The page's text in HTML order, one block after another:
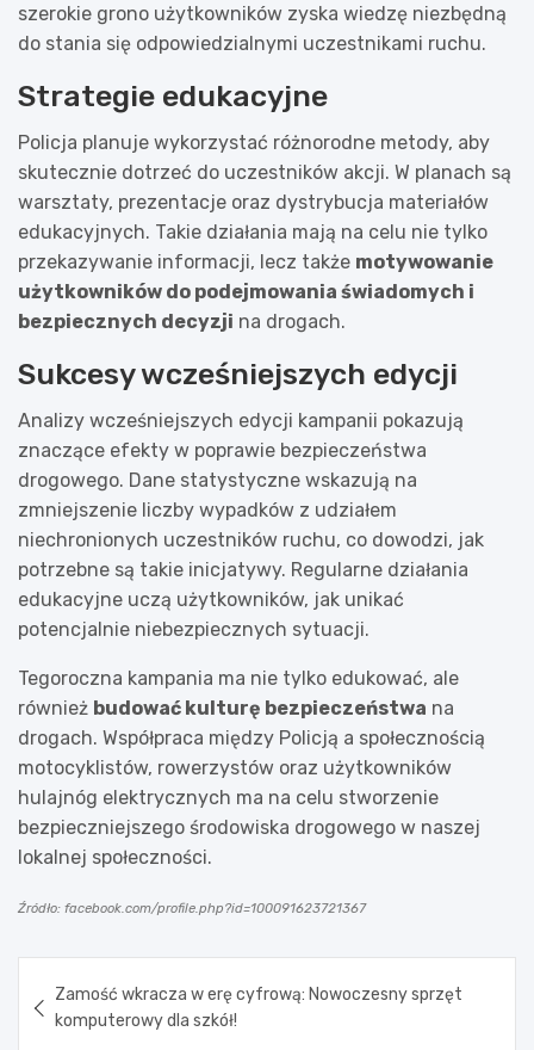
szerokie grono użytkowników zyska wiedzę niezbędną
do stania się odpowiedzialnymi uczestnikami ruchu.
Strategie edukacyjne
Policja planuje wykorzystać różnorodne metody, aby
skutecznie dotrzeć do uczestników akcji. W planach są
warsztaty, prezentacje oraz dystrybucja materiałów
edukacyjnych. Takie działania mają na celu nie tylko
przekazywanie informacji, lecz także motywowanie
użytkowników do podejmowania świadomych i
bezpiecznych decyzji na drogach.
Sukcesy wcześniejszych edycji
Analizy wcześniejszych edycji kampanii pokazują
znaczące efekty w poprawie bezpieczeństwa
drogowego. Dane statystyczne wskazują na
zmniejszenie liczby wypadków z udziałem
niechronionych uczestników ruchu, co dowodzi, jak
potrzebne są takie inicjatywy. Regularne działania
edukacyjne uczą użytkowników, jak unikać
potencjalnie niebezpiecznych sytuacji.
Tegoroczna kampania ma nie tylko edukować, ale
również budować kulturę bezpieczeństwa na
drogach. Współpraca między Policją a społecznością
motocyklistów, rowerzystów oraz użytkowników
hulajnóg elektrycznych ma na celu stworzenie
bezpieczniejszego środowiska drogowego w naszej
lokalnej społeczności.
Źródło: facebook.com/profile.php?id=100091623721367
wpisu
Zamość wkracza w erę cyfrową: Nowoczesny sprzęt
komputerowy dla szkół!